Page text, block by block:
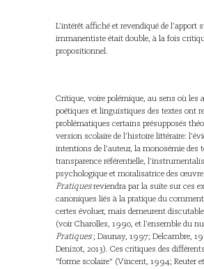
L’intérêt affiché et revendiqué de l’apport
immanentiste était double, à la fois
propositionnel.
Critique, voire polémique, au sens où les
poétiques et linguistiques des textes ont
problématiques certains présupposés
version scolaire de l’histoire littéraire:
intentions de l’auteur, la monosémie des
transparence référentielle,
psychologique et moralisatrice des
Pratiquesreviendra par la suite sur ces
canoniques liés à la pratique du
certes évoluer, mais demeurent
(voir Charolles, 1990, et l’ensemble du
Pratiques; Daunay, 1997; Delcambre,
Denizot, 2013). Ces critiques des
"forme scolaire" (Vincent, 1994; Reuter